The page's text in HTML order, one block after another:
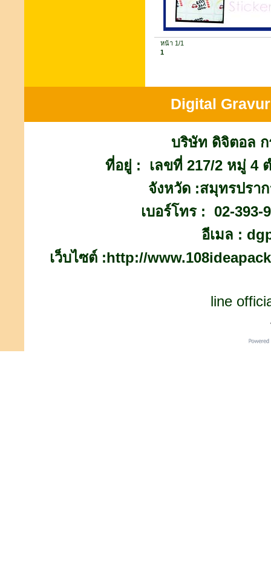
หน้า 1/1
1
Digital
บริษัท ดิจิตอล ก
ที่อยู่ : เลขที่ 217/2 หมู่ 4
จังหวัด :สมุทรปร
เบอร์โทร : 02-
อีเมล :
เว็บไซต์ :http://
line